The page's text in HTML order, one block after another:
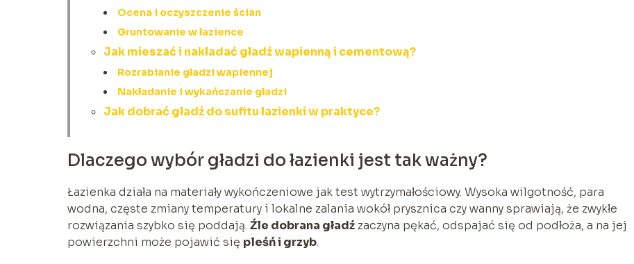
Ocena i oczyszczenie ścian
Gruntowanie w łazience
Jak mieszać i nakładać gładź wapienną i cementową?
Rozrabianie gładzi wapiennej
Nakładanie i wykańczanie gładzi
Jak dobrać gładź do sufitu łazienki w praktyce?
Dlaczego wybór gładzi do łazienki jest tak ważny?
Łazienka działa na materiały wykończeniowe jak test wytrzymałościowy. Wysoka wilgotność, para
wodna, częste zmiany temperatury i lokalne zalania wokół prysznica czy wanny sprawiają, że zwykłe
rozwiązania szybko się poddają. Źle dobrana gładź zaczyna pękać, odspajać się od podłoża, a na jej
powierzchni może pojawić się pleśń i grzyb.